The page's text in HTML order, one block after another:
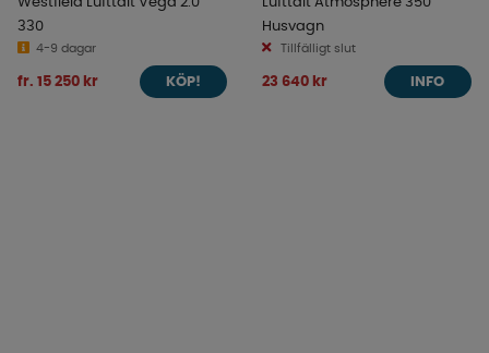
330
4-9 dagar
fr. 15 250 kr KÖP!
Husvagn
Tillfälligt slut
23 640 kr INFO